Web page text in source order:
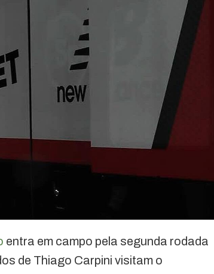
entra em campo pela segunda rodada
de Thiago Carpini visitam o